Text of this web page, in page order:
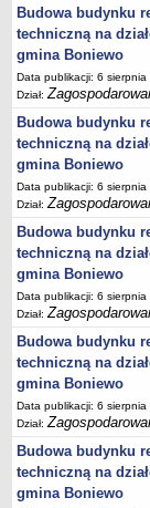
Majątek gminy
Budżet
sprawozdania z
Plan
Plan
Plan
Plan
Plan
Plan
Plan
Plan
Plan
Plan
Dług publiczny,
Realizacja
przetargi
Konkursy
Budowa budynku
techniczną na
gmina Boniewo
Data publikacji: 6 sierpnia
Dział:
Budowa budynku
techniczną na
gmina Boniewo
Data publikacji: 6 sierpnia
Dział:
Budowa budynku
techniczną na
gmina Boniewo
Data publikacji: 6 sierpnia
Dział:
Budowa budynku
techniczną na
gmina Boniewo
Data publikacji: 6 sierpnia
Dział:
Budowa budynku
techniczną na
gmina Boniewo